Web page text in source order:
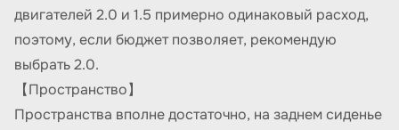
двигателей 2.0 и 1.5 примерно одинаковый расход,
поэтому, если бюджет позволяет, рекомендую
выбрать 2.0.
【Пространство】
Пространства вполне достаточно, на заднем сиденье